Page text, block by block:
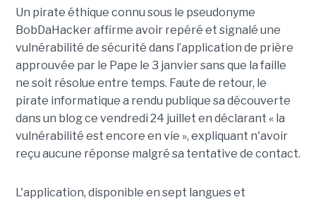
Un pirate éthique connu sous le pseudonyme
BobDaHacker affirme avoir repéré et signalé une
vulnérabilité de sécurité dans l’application de prière
approuvée par le Pape le 3 janvier sans que la faille
ne soit résolue entre temps. Faute de retour, le
pirate informatique a rendu publique sa découverte
dans un blog ce vendredi 24 juillet en déclarant « la
vulnérabilité est encore en vie », expliquant n'avoir
reçu aucune réponse malgré sa tentative de contact.
L'application, disponible en sept langues et